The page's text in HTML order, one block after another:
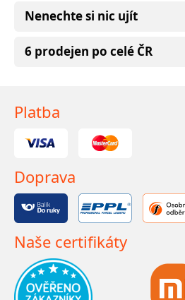
Nenechte si nic ujít
6 prodejen po celé ČR
Platba
Doprava
Naše certifikáty